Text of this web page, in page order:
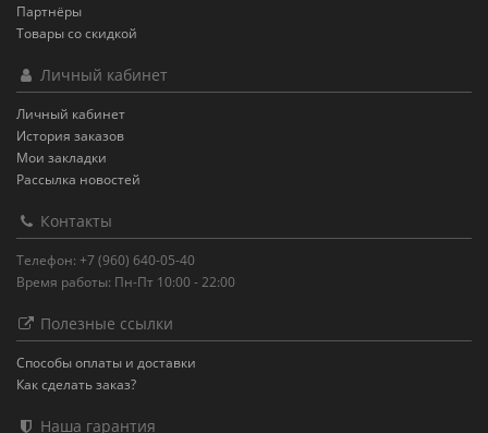
Партнёры
Товары со скидкой
Личный кабинет
Личный кабинет
История заказов
Мои закладки
Рассылка новостей
Контакты
Телефон: +7 (960) 640-05-40
Время работы: Пн-Пт 10:00 - 22:00
Полезные ссылки
Способы оплаты и доставки
Как сделать заказ?
Наша гарантия